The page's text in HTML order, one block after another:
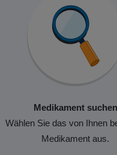
Medikament suchen
Wählen Sie das von Ihnen
Medikament aus.